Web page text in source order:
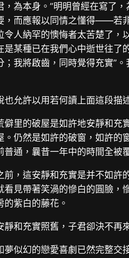
，為本身。”明明曾經在寫了
，而應報以同情之懂得——若
令人納罕的懊悔者太苦楚了，
是某種已在我們心中逝世往
；我將啟齒，同時覺得充實”
也允許以用若何讀上面這段描
僻里的破屋是如許地安靜和充
。仍然是如許的破窗，如許
通，曩昔一年中的時間全被
前，這安靜和充實是并不如
看見帶著笑渦的慘白的圓臉
紫白的藤花。
靜和充實照舊，子君卻決不
夢似幻的戀愛喜劇已然完整交